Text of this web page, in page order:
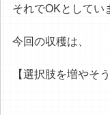
それでOKとしてい
今回の収穫は、
【選択肢を増やそ